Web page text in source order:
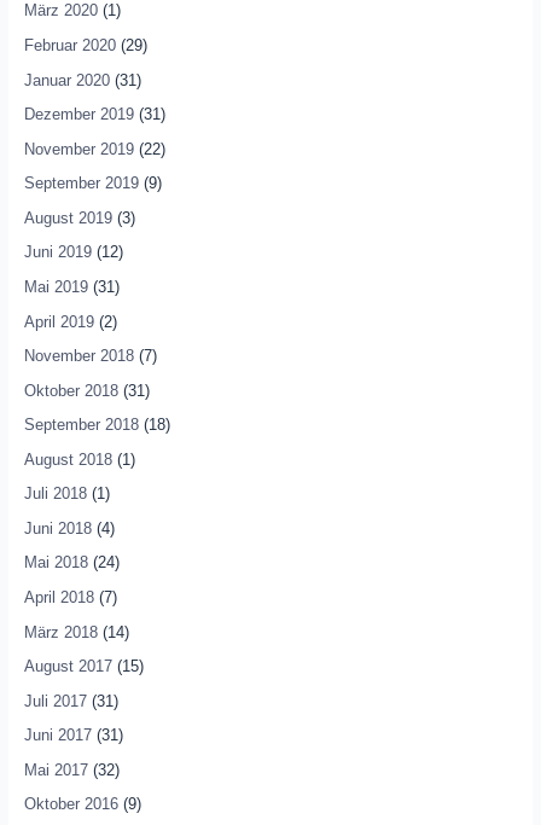
März 2020(1)
Februar 2020(29)
Januar 2020(31)
Dezember 2019(31)
November 2019(22)
September 2019(9)
August 2019(3)
Juni 2019(12)
Mai 2019(31)
April 2019(2)
November 2018(7)
Oktober 2018(31)
September 2018(18)
August 2018(1)
Juli 2018(1)
Juni 2018(4)
Mai 2018(24)
April 2018(7)
März 2018(14)
August 2017(15)
Juli 2017(31)
Juni 2017(31)
Mai 2017(32)
Oktober 2016(9)